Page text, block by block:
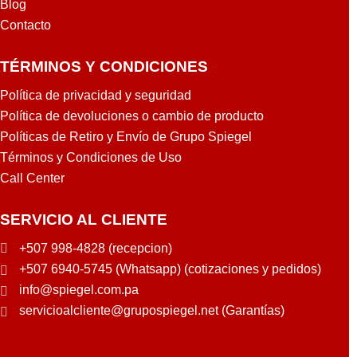
Blog
Contacto
TÉRMINOS Y CONDICIONES
Política de privacidad y seguridad
Política de devoluciones o cambio de producto
Políticas de Retiro y Envío de Grupo Spiegel
Términos y Condiciones de Uso
Call Center
SERVICIO AL CLIENTE
+507 998-4828 (recepcion)
+507 6940-5745 (Whatsapp) (cotizaciones y pedidos)
info@spiegel.com.pa
servicioalcliente@grupospiegel.net (Garantías)